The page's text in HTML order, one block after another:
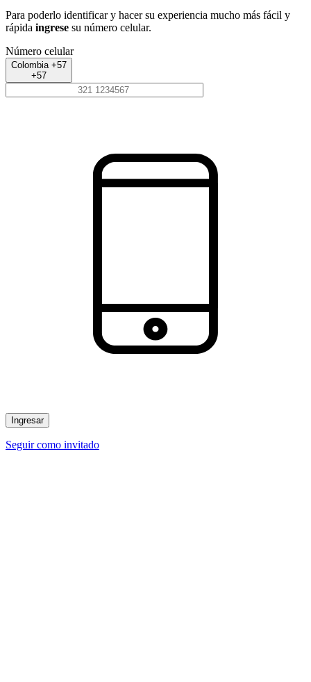
Para poderlo identificar y hacer su experiencia mucho más fácil y
rápida ingrese su número celular.
Número celular
Colombia +57
+57
Ingresar
Seguir como invitado